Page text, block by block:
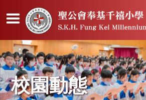
校園動態